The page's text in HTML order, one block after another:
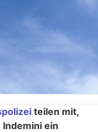
teilen mit,
Indemini ein